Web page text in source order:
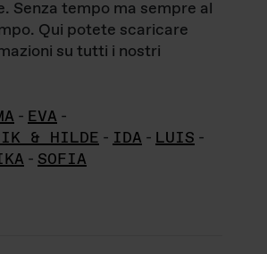
Senza tempo ma sempre al
Qui potete scaricare
su tutti i nostri
- EVA -
& HILDE - IDA - LUIS -
- SOFIA